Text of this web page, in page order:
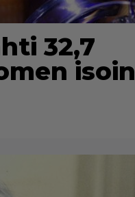
32,7
isoin